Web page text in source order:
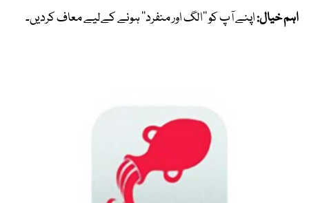
اہم خیال:اپنے آپ کو ’’الگ اور منفرد‘‘ ہونے کےلیے معاف کردیں۔